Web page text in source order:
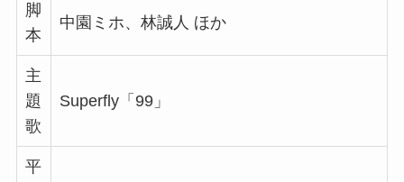
脚
本
中園ミホ、林誠人 ほか
主
題
歌
Superfly「99」
平